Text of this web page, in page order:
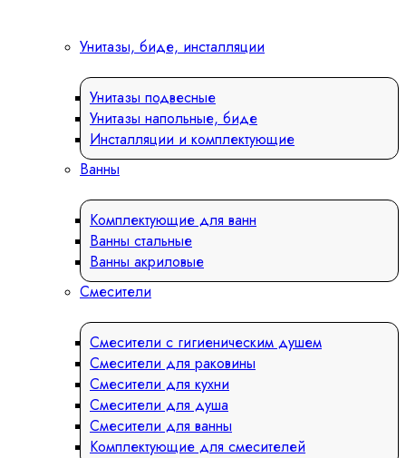
Унитазы, биде, инсталляции
Унитазы подвесные
Унитазы напольные, биде
Инсталляции и комплектующие
Ванны
Комплектующие для ванн
Ванны стальные
Ванны акриловые
Смесители
Смесители с гигиеническим душем
Смесители для раковины
Смесители для кухни
Смесители для душа
Смесители для ванны
Комплектующие для смесителей